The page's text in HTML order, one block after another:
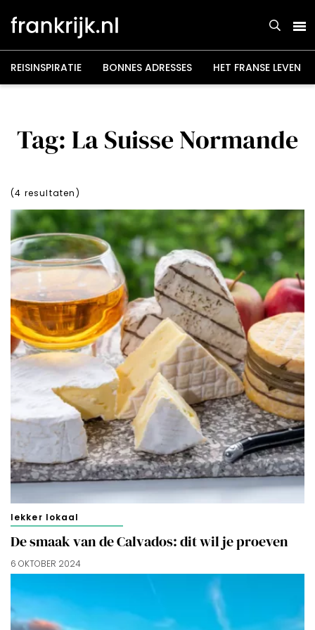
naar
inhoud
REISINSPIRATIE BONNES ADRESSES HET FRANSE LEVEN
Tag: La Suisse Normande
(4 resultaten)
lekker lokaal
De smaak van de Calvados: dit wil je proeven
6 OKTOBER 2024